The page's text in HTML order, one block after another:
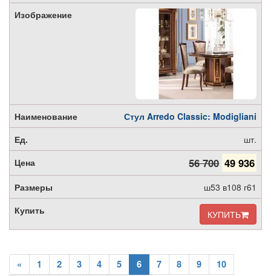
Стул Arredo Classic: Modigliani
шт.
56 700 49 936
ш53 в108 г61
КУПИТЬ
« 1 2 3 4 5 6 7 8 9 10